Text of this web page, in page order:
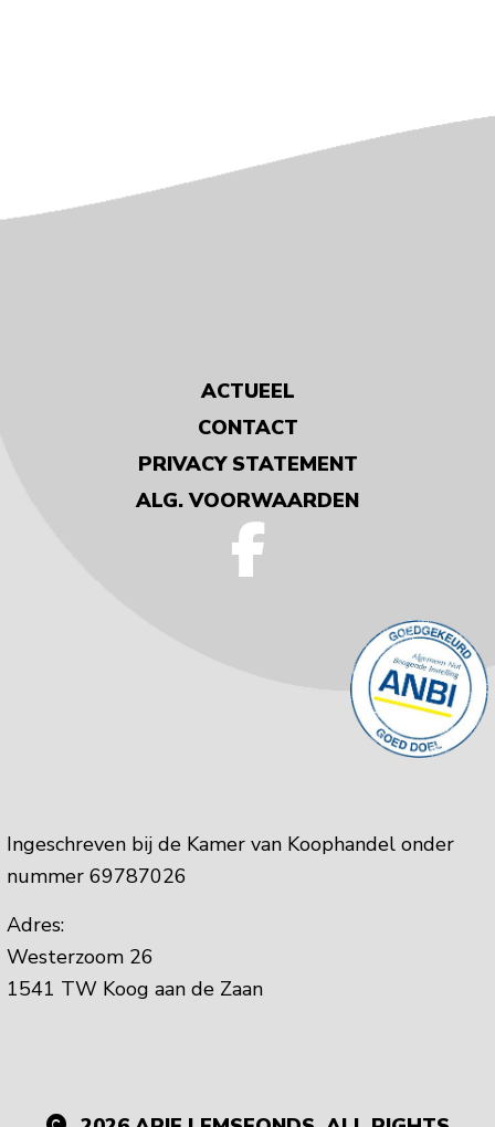
ACTUEEL
CONTACT
PRIVACY STATEMENT
ALG. VOORWAARDEN
Ingeschreven bij de Kamer van Koophandel onder
nummer 69787026
Adres:
Westerzoom 26
1541 TW Koog aan de Zaan